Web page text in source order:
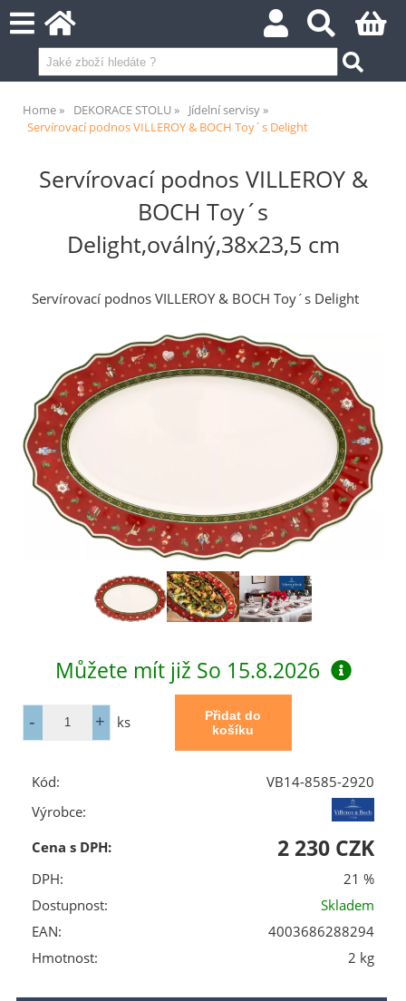
Home DEKORACE STOLU
Jídelní servisy
Servírovací podnos VILLEROY & BOCH Toy´s Delight
Servírovací podnos VILLEROY &
BOCH Toy´s
Delight,oválný,38x23,5 cm
Servírovací podnos VILLEROY & BOCH Toy´s Delight
Můžete mít již So 15.8.2026
ks
Kód:
VB14-8585-2920
Výrobce:
Cena s DPH:
2 230 CZK
DPH:
21 %
Dostupnost:
Skladem
EAN:
4003686288294
Hmotnost:
2 kg